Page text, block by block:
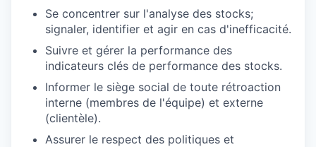
Se concentrer sur l'analyse des stocks;
signaler, identifier et agir en cas d'inefficacité.
Suivre et gérer la performance des
indicateurs clés de performance des stocks.
Informer le siège social de toute rétroaction
interne (membres de l'équipe) et externe
(clientèle).
Assurer le respect des politiques et